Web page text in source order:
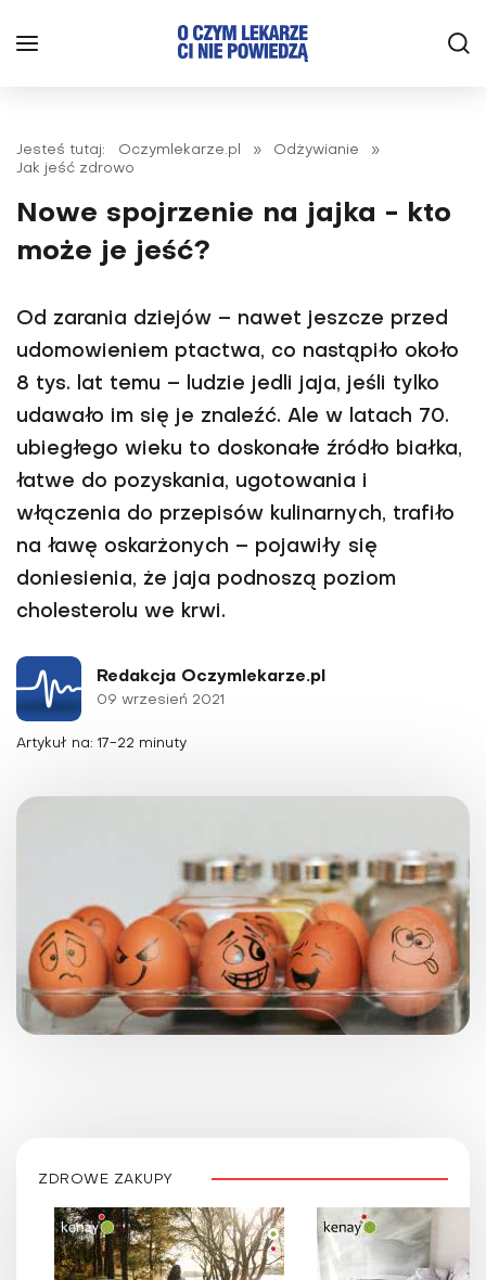
Jesteś tutaj: Oczymlekarze.pl » Odżywianie
»
Jak jeść zdrowo
Nowe spojrzenie na jajka - kto
może je jeść?
Od zarania dziejów – nawet jeszcze przed
udomowieniem ptactwa, co nastąpiło około
8 tys. lat temu – ludzie jedli jaja, jeśli tylko
udawało im się je znaleźć. Ale w latach 70.
ubiegłego wieku to doskonałe źródło białka,
łatwe do pozyskania, ugotowania i
włączenia do przepisów kulinarnych, trafiło
na ławę oskarżonych – pojawiły się
doniesienia, że jaja podnoszą poziom
cholesterolu we krwi.
Redakcja Oczymlekarze.pl
09 wrzesień 2021
Artykuł na: 17-22 minuty
ZDROWE ZAKUPY